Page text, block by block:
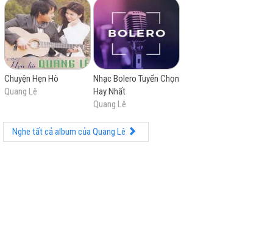
Chuyện Hẹn Hò
Quang Lê
Nhạc Bolero Tuyển Chọn
Hay Nhất
Quang Lê
Nghe tất cả album của Quang Lê